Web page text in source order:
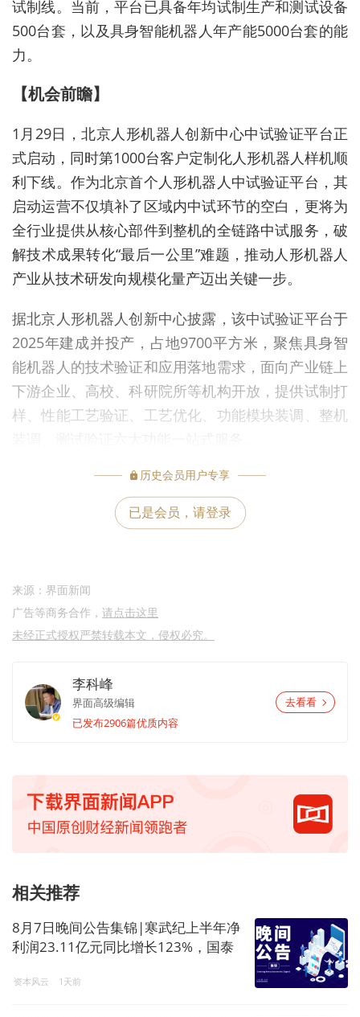
试制线。当前，平台已具备年均试制生产和测试设备
500台套，以及具身智能机器人年产能5000台套的能
力。
【机会前瞻】
1月29日，北京人形机器人创新中心中试验证平台正
式启动，同时第1000台客户定制化人形机器人样机顺
利下线。作为北京首个人形机器人中试验证平台，其
启动运营不仅填补了区域内中试环节的空白，更将为
全行业提供从核心部件到整机的全链路中试服务，破
解技术成果转化“最后一公里”难题，推动人形机器人
产业从技术研发向规模化量产迈出关键一步。
据北京人形机器人创新中心披露，该中试验证平台于
2025年建成并投产，占地9700平方米，聚焦具身智
能机器人的技术验证和应用落地需求，面向产业链上
下游企业、高校、科研院所等机构开放，提供试制打
样、性能工艺验证、工艺优化、功能模块装调、整机
历史会员⽤户专享
已是会员，请登录
来源：界面新闻
广告等商务合作， 请点击这里
未经正式授权严禁转载本文，侵权必究。
李科峰
界面高级编辑
已发布2906篇优质内容
去看看
相关推荐
8月7日晚间公告集锦|寒武纪上半年净
利润23.11亿元同比增长123%，国泰
购买岚创科技股票复牌
资本风云 1天前